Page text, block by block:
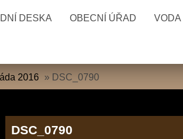
DESKA OBECNÍ ÚŘAD VODA
2016 » DSC_0790
DSC_0790